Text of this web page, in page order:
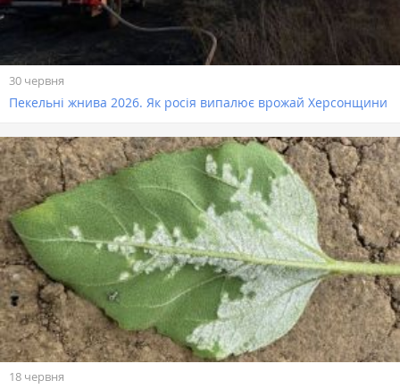
30 червня
Пекельні жнива 2026. Як росія випалює врожай Херсонщини
18 червня